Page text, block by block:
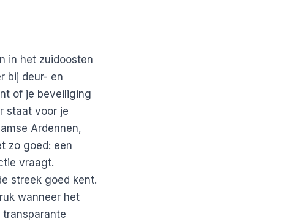
in het zuidoosten
bij deur- en
of je beveiliging
staat voor je
Ardennen,
zo goed: een
vraagt.
streek goed kent.
wanneer het
transparante